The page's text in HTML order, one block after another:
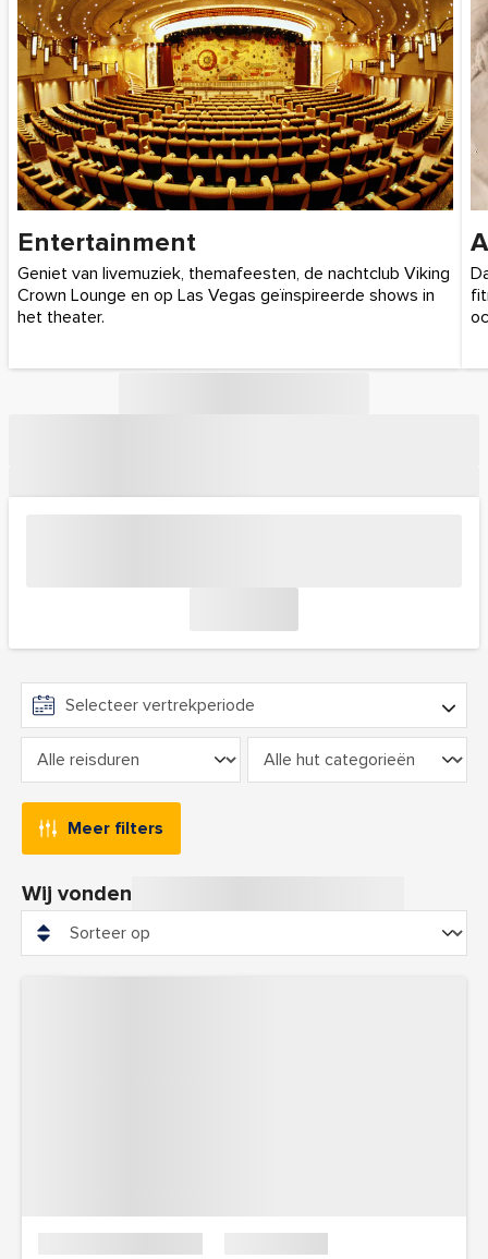
Entertainment
Geniet van livemuziek, themafeesten, de nachtclub Viking
Crown Lounge en op Las Vegas geïnspireerde shows in
het theater.
Meer filters
Wij vonden